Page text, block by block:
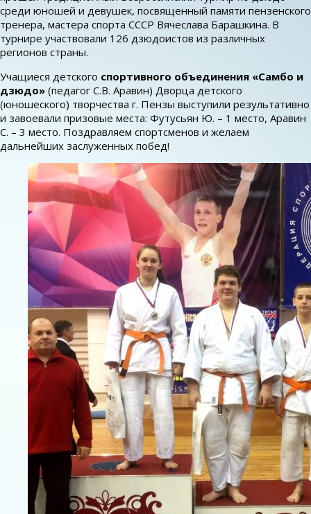
среди юношей и девушек, посвященный памяти пензенского
тренера, мастера спорта СССР Вячеслава Барашкина. В
турнире участвовали 126 дзюдоистов из различных
регионов страны.
Учащиеся детского спортивного объединения «Самбо и
дзюдо» (педагог С.В. Аравин) Дворца детского
(юношеского) творчества г. Пензы выступили результативно
и завоевали призовые места: Футусьян Ю. – 1 место, Аравин
С. – 3 место. Поздравляем спортсменов и желаем
дальнейших заслуженных побед!